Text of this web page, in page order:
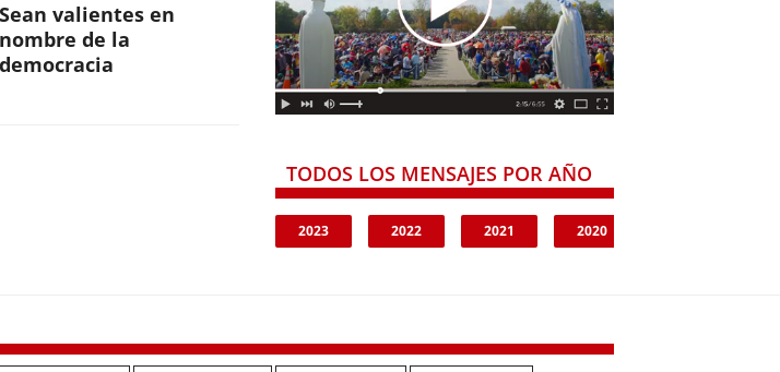
Sean valientes en
nombre de la
democracia
TODOS LOS MENSAJES POR AÑO
2023 2022 2021 2020